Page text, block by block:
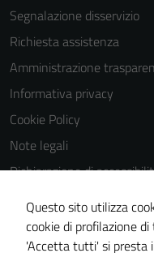
Segnalazione disservizio
Richiesta assistenza
Amministrazione
Informativa privacy
Cookie Policy
Note legali
Dichiarazione di
Dichiarazione di
Whistleblowing
Piano di miglioramento
Questo sito utilizza
cookie di profilazione
'Accetta tutti' si presta